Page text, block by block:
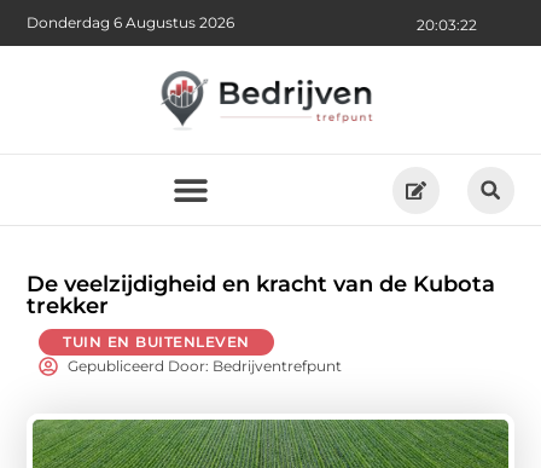
20:03:23
Donderdag 6 Augustus 2026
De veelzijdigheid en kracht van de Kubota
trekker
TUIN EN BUITENLEVEN
Gepubliceerd Door: Bedrijventrefpunt